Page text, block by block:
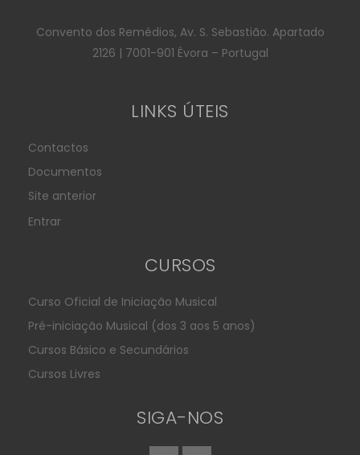
Convento dos Remédios, Av. S. Sebastião. Apartado
2126 | 7001-901 Évora – Portugal
LINKS ÚTEIS
Contactos
Documentos
Site anterior
Entrar
CURSOS
Curso Oficial de Iniciação Musical
Pré-iniciação Musical (dos 3 aos 5 anos)
Cursos Básico e Secundários
Cursos Livres
SIGA-NOS